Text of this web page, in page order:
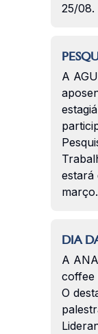
25/08.
A
estará
março.
DIA
A
coffee
O